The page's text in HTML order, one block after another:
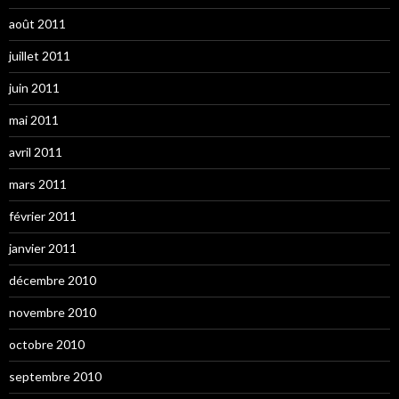
août 2011
juillet 2011
juin 2011
mai 2011
avril 2011
mars 2011
février 2011
janvier 2011
décembre 2010
novembre 2010
octobre 2010
septembre 2010